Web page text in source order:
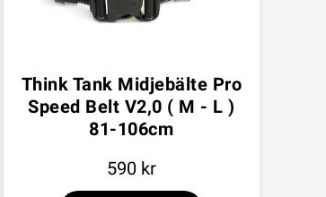
Think Tank Midjebälte Pro
Speed Belt V2,0 ( M - L )
81-106cm
590